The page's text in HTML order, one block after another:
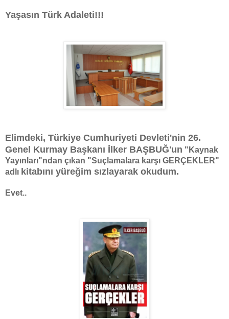
Yaşasın Türk Adaleti!!!
Elimdeki, Türkiye Cumhuriyeti Devleti'nin 26.
Genel Kurmay Başkanı İlker BAŞBUĞ'un "Kaynak
Yayınları"ndan çıkan "Suçlamalara karşı GERÇEKLER"
adlı kitabını yüreğim sızlayarak okudum.
Evet..